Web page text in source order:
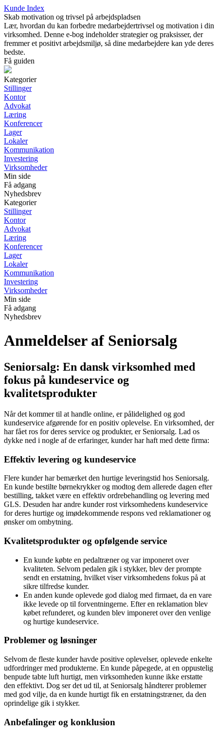
Kunde Index
Skab motivation og trivsel på arbejdspladsen
Lær, hvordan du kan forbedre medarbejdertrivsel og motivation i din
virksomhed. Denne e-bog indeholder strategier og praksisser, der
fremmer et positivt arbejdsmiljø, så dine medarbejdere kan yde deres
bedste.
Få guiden
Kategorier
Stillinger
Kontor
Advokat
Læring
Konferencer
Lager
Lokaler
Kommunikation
Investering
Virksomheder
Min side
Få adgang
Nyhedsbrev
Kategorier
Stillinger
Kontor
Advokat
Læring
Konferencer
Lager
Lokaler
Kommunikation
Investering
Virksomheder
Min side
Få adgang
Nyhedsbrev
Anmeldelser af Seniorsalg
Seniorsalg: En dansk virksomhed med
fokus på kundeservice og
kvalitetsprodukter
Når det kommer til at handle online, er pålidelighed og god
kundeservice afgørende for en positiv oplevelse. En virksomhed, der
har fået ros for deres service og produkter, er Seniorsalg. Lad os
dykke ned i nogle af de erfaringer, kunder har haft med dette firma:
Effektiv levering og kundeservice
Flere kunder har bemærket den hurtige leveringstid hos Seniorsalg.
En kunde bestilte børnekrykker og modtog dem allerede dagen efter
bestilling, takket være en effektiv ordrebehandling og levering med
GLS. Desuden har andre kunder rost virksomhedens kundeservice
for deres hurtige og imødekommende respons ved reklamationer og
ønsker om ombytning.
Kvalitetsprodukter og opfølgende service
En kunde købte en pedaltræner og var imponeret over
kvaliteten. Selvom pedalen gik i stykker, blev der prompte
sendt en erstatning, hvilket viser virksomhedens fokus på at
sikre tilfredse kunder.
En anden kunde oplevede god dialog med firmaet, da en vare
ikke levede op til forventningerne. Efter en reklamation blev
købet refunderet, og kunden blev imponeret over den venlige
og hurtige kundeservice.
Problemer og løsninger
Selvom de fleste kunder havde positive oplevelser, oplevede enkelte
udfordringer med produkterne. En kunde påpegede, at en oppustelig
benpude tabte luft hurtigt, men virksomheden kunne ikke erstatte
den effektivt. Dog ser det ud til, at Seniorsalg håndterer problemer
med god vilje, da en kunde hurtigt fik en erstatningstræner, da den
oprindelige gik i stykker.
Anbefalinger og konklusion